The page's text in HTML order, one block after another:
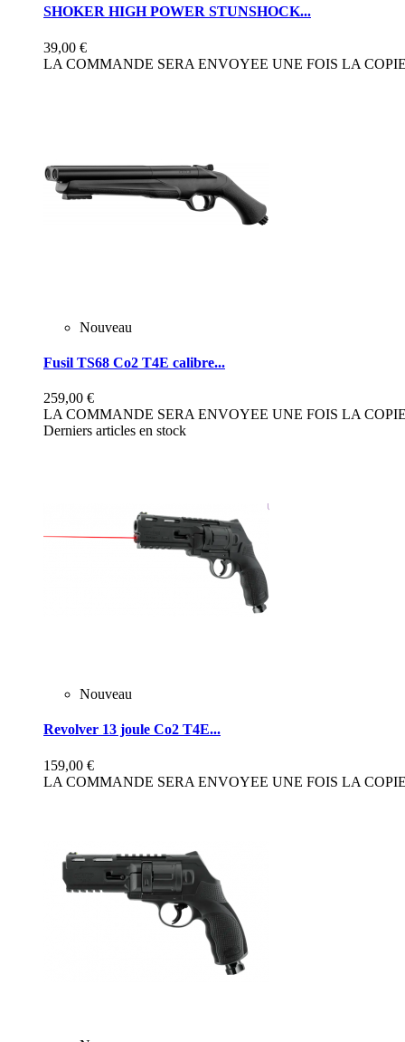
SHOKER HIGH POWER STUNSHOCK...
39,00 €
LA COMMANDE SERA ENVOYEE UNE FOIS LA
Nouveau
Fusil TS68 Co2 T4E calibre...
259,00 €
LA COMMANDE SERA ENVOYEE UNE FOIS LA
Derniers articles en stock
Nouveau
Revolver 13 joule Co2 T4E...
159,00 €
LA COMMANDE SERA ENVOYEE UNE FOIS LA